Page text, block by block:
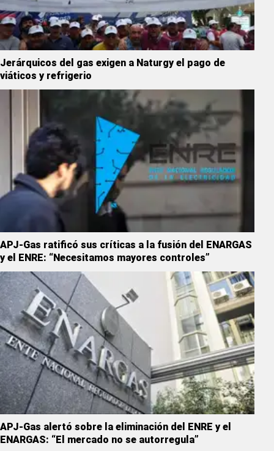
Jerárquicos del gas exigen a Naturgy el pago de
viáticos y refrigerio
APJ-Gas ratificó sus críticas a la fusión del ENARGAS
y el ENRE: “Necesitamos mayores controles”
APJ-Gas alertó sobre la eliminación del ENRE y el
ENARGAS: “El mercado no se autorregula”